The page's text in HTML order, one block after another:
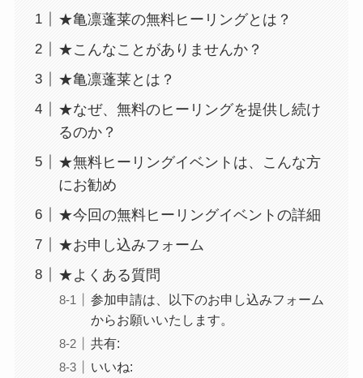
★亀凛蓬莱の無料ヒーリングとは？
★こんなことがありませんか？
★亀凛蓬莱とは？
★なぜ、無料のヒーリングを提供し続け
るのか？
★無料ヒーリングイベントは、こんな方
にお勧め
★今回の無料ヒーリングイベントの詳細
★お申し込みフォーム
★よくある質問
参加申請は、以下のお申し込みフォーム
からお願いいたします。
共有:
いいね: